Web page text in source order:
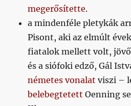
megerősítette.
a mindenféle pletykák
Pisont, aki az elmúlt
fiatalok mellett volt,
és a siófoki edző, Gál
németes vonalat viszi –
belebegtetett Oenning